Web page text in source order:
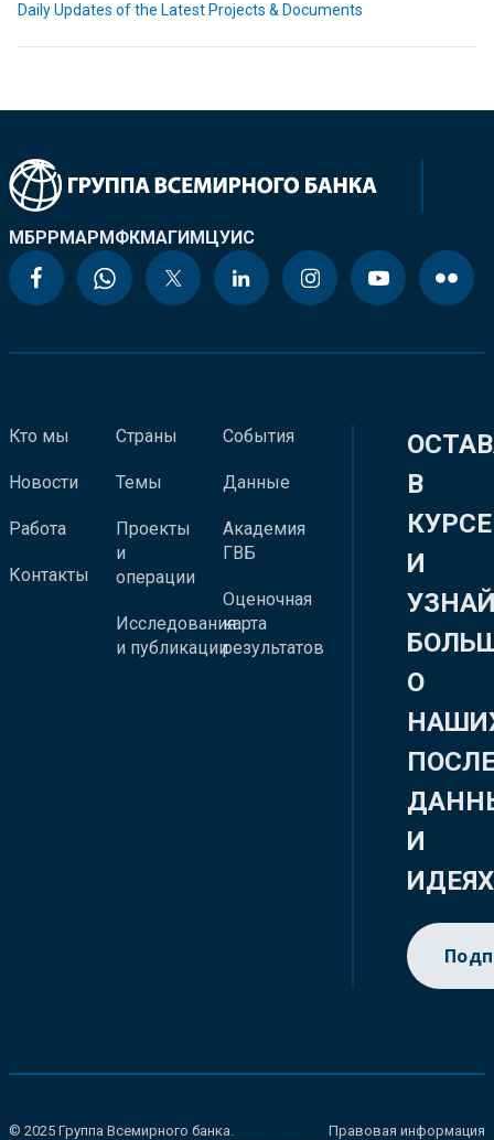
Daily Updates of the Latest Projects & Documents
МБРРМАРМФКМАГИМЦУИС
Кто мы
Новости
Работа
Контакты
Страны
Темы
Проекты
и
операции
Исследования
и публикации
События
Данные
Академия
ГВБ
Оценочная
карта
результатов
В
КУРСЕ
И
О
И
ИДЕЯХ
© 2025 Группа Всемирного банка.
Правовая информация